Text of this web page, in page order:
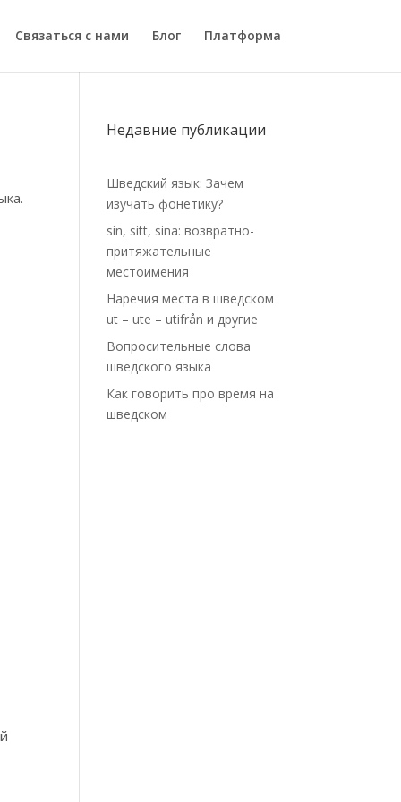
Связаться с нами Блог Платформа
Недавние публикации
Шведский язык: Зачем
изучать фонетику?
sin, sitt, sina: возвратно-
притяжательные
местоимения
Наречия места в шведском
ut – ute – utifrån и другие
Вопросительные слова
шведского языка
Как говорить про время на
шведском